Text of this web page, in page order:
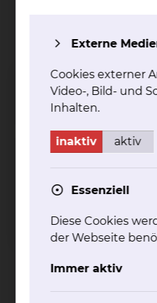
Tel.:
+49 531 595 3312
Per E-Mail kontaktieren
mehr
Externe
Cookies externer
Video-, Bild- und
Inhalten.
inaktiv aktiv
Essenziell
Diese Cookies
der Webseite
Immer aktiv